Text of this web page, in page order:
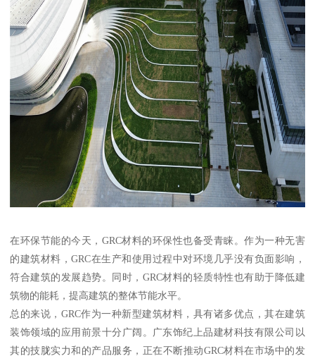
在环保节能的今天，GRC材料的环保性也备受青睐。作为一种无害
的建筑材料，GRC在生产和使用过程中对环境几乎没有负面影响，
符合建筑的发展趋势。同时，GRC材料的轻质特性也有助于降低建
筑物的能耗，提高建筑的整体节能水平。
总的来说，GRC作为一种新型建筑材料，具有诸多优点，其在建筑
装饰领域的应用前景十分广阔。广东饰纪上品建材科技有限公司以
其的技胧实力和的产品服务，正在不断推动GRC材料在市场中的发